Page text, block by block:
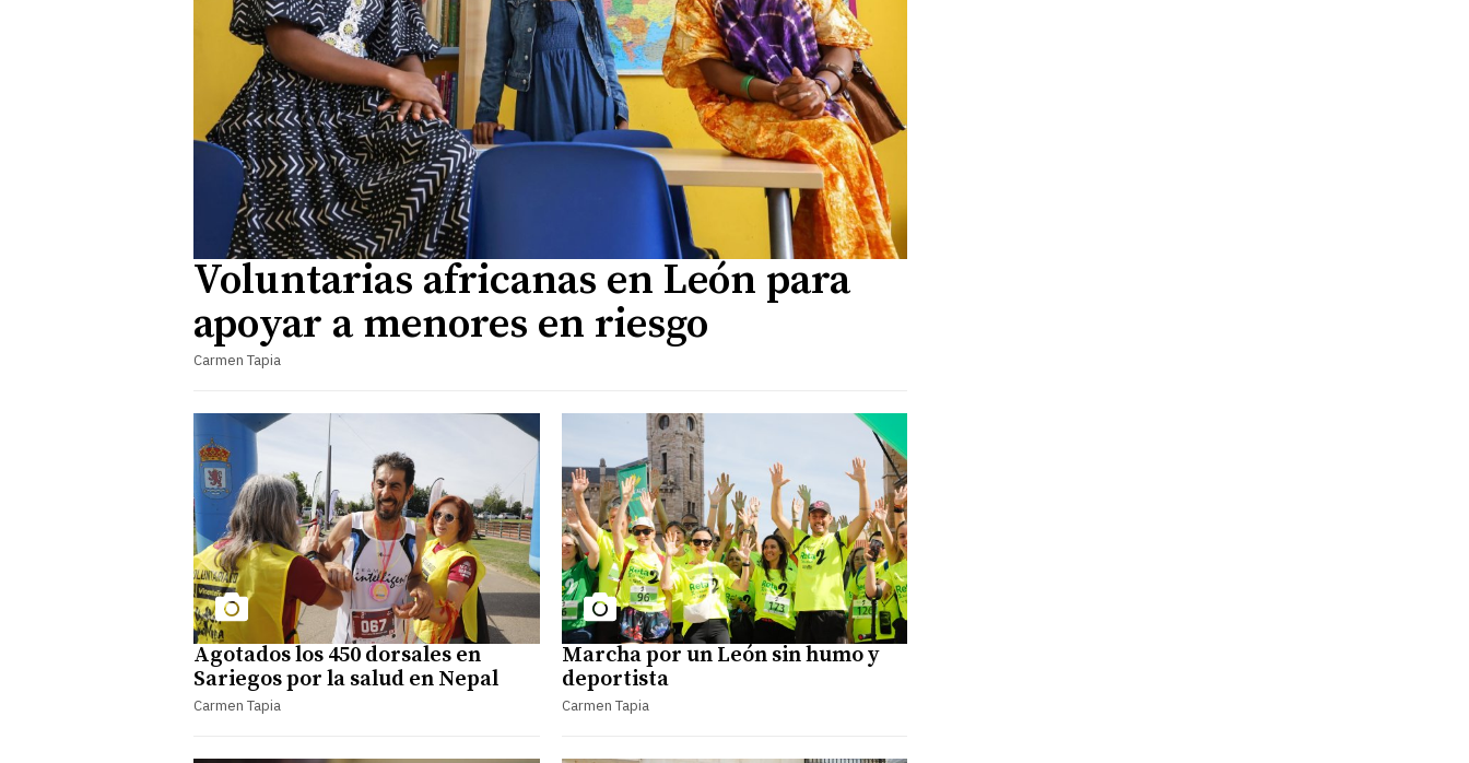
Voluntarias africanas en León para
apoyar a menores en riesgo
Carmen Tapia
Agotados los 450 dorsales en
Sariegos por la salud en Nepal
Carmen Tapia
Marcha por un León sin humo y
deportista
Carmen Tapia